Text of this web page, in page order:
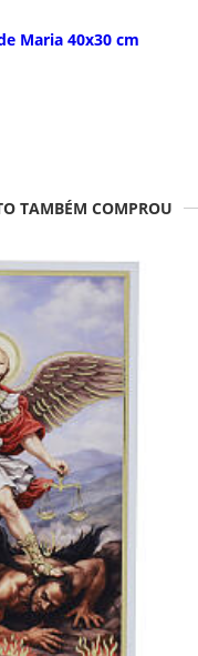
Maria 40x30 cm
TAMBÉM COMPROU